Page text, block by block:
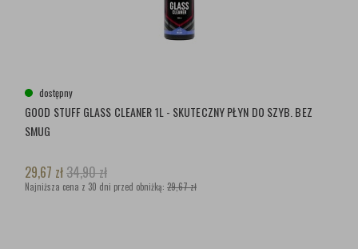
dostępny
GOOD STUFF GLASS CLEANER 1L - SKUTECZNY PŁYN DO SZYB. BEZ
SMUG
29,67 zł34,90zł
Najniższa cena z 30 dni przed obniżką: 29,67 zł